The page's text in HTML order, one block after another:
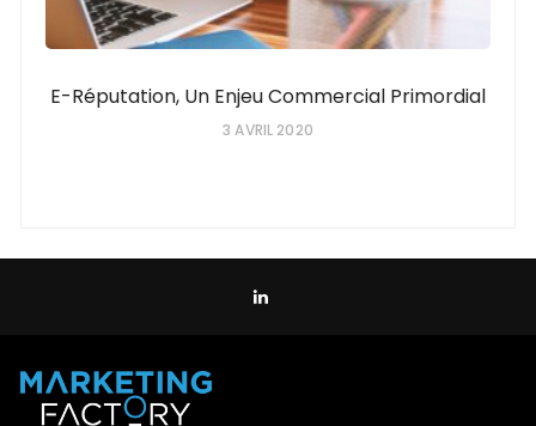
E-Réputation, Un Enjeu Commercial Primordial
3 AVRIL 2020